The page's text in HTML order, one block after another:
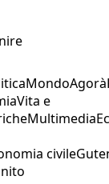
MondoAgorà
Vita e
Multimedia
civile